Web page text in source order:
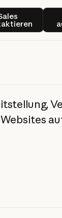
Sales
Websites